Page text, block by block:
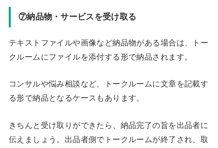
⑦納品物・サービスを受け取る
テキストファイルや画像など納品物がある場合は、トー
クルームにファイルを添付する形で納品されます。
コンサルや悩み相談など、トークルームに文章を記載す
る形で納品となるケースもあります。
きちんと受け取りができたら、納品完了の旨を出品者に
伝えましょう。出品者側でトークルームが終了され、取